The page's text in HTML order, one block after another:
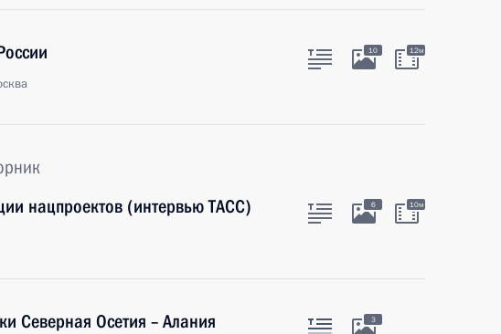
10 12м
нацпроектов (интервью ТАСС)
6 10м
Северная Осетия – Алания
3